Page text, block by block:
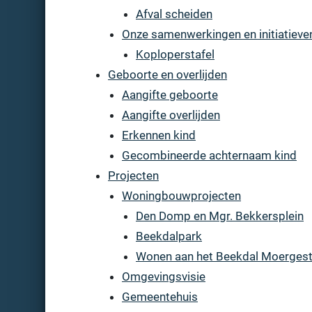
Afval scheiden
Onze samenwerkingen en
Koploperstafel
Geboorte en overlijden
Aangifte geboorte
Aangifte overlijden
Erkennen kind
Gecombineerde achternaam kind
Projecten
Woningbouwprojecten
Den Domp en Mgr. Bekkersplein
Beekdalpark
Wonen aan het Beekdal
Omgevingsvisie
Gemeentehuis